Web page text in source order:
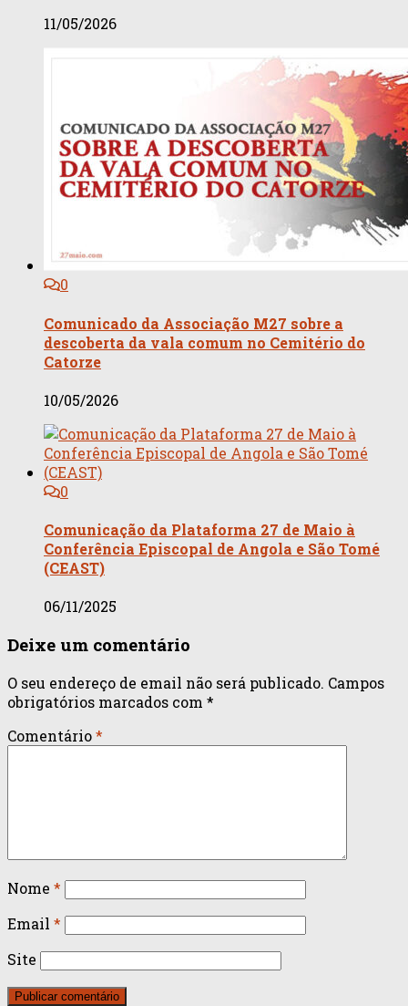
11/05/2026
0
Comunicado da Associação M27 sobre a
descoberta da vala comum no Cemitério do
Catorze
10/05/2026
0
Comunicação da Plataforma 27 de Maio à
Conferência Episcopal de Angola e São Tomé
(CEAST)
06/11/2025
Deixe um comentário
O seu endereço de email não será publicado. Campos
obrigatórios marcados com *
Comentário*
Nome *
Email *
Site